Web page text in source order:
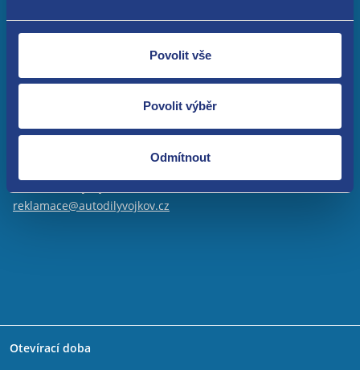
Povolit vše
Povolit výběr
Odmítnout
K Nemocnici 50
251 62 Tehovec - Mukařov
Praha - Východ
reklamace@autodilyvojkov.cz
Otevírací doba